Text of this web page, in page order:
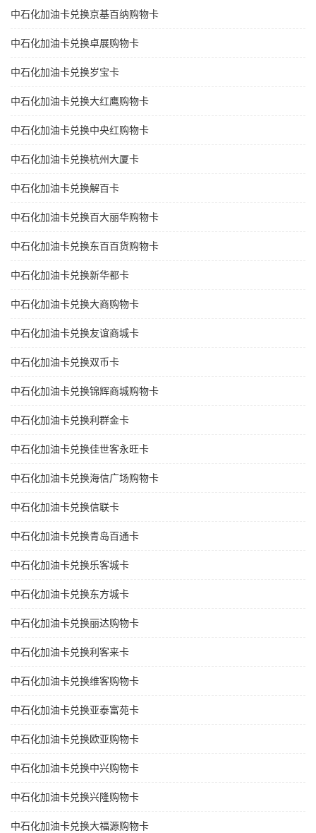
中石化加油卡兑换京基百纳购物卡
中石化加油卡兑换卓展购物卡
中石化加油卡兑换岁宝卡
中石化加油卡兑换大红鹰购物卡
中石化加油卡兑换中央红购物卡
中石化加油卡兑换杭州大厦卡
中石化加油卡兑换解百卡
中石化加油卡兑换百大丽华购物卡
中石化加油卡兑换东百百货购物卡
中石化加油卡兑换新华都卡
中石化加油卡兑换大商购物卡
中石化加油卡兑换友谊商城卡
中石化加油卡兑换双币卡
中石化加油卡兑换锦辉商城购物卡
中石化加油卡兑换利群金卡
中石化加油卡兑换佳世客永旺卡
中石化加油卡兑换海信广场购物卡
中石化加油卡兑换信联卡
中石化加油卡兑换青岛百通卡
中石化加油卡兑换乐客城卡
中石化加油卡兑换东方城卡
中石化加油卡兑换丽达购物卡
中石化加油卡兑换利客来卡
中石化加油卡兑换维客购物卡
中石化加油卡兑换亚泰富苑卡
中石化加油卡兑换欧亚购物卡
中石化加油卡兑换中兴购物卡
中石化加油卡兑换兴隆购物卡
中石化加油卡兑换大福源购物卡